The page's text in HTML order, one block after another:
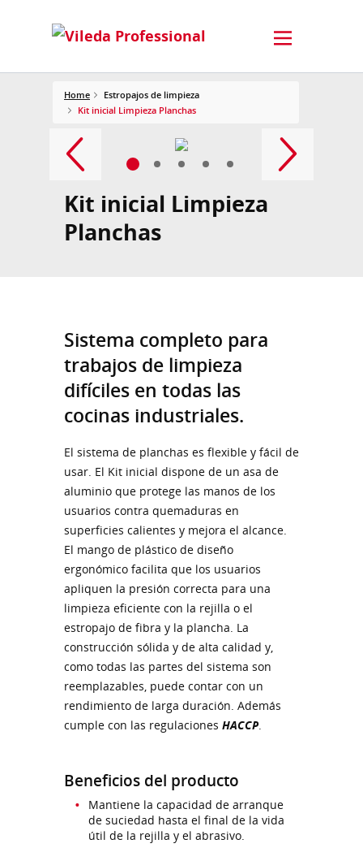
Home
Estropajos de limpieza
Kit inicial Limpieza Planchas
Kit inicial Limpieza
Planchas
Sistema completo para
trabajos de limpieza
difíciles en todas las
cocinas industriales.
El sistema de planchas es flexible y fácil de
usar. El Kit inicial dispone de un asa de
aluminio que protege las manos de los
usuarios contra quemaduras en
superficies calientes y mejora el alcance.
El mango de plástico de diseño
ergonómico facilita que los usuarios
apliquen la presión correcta para una
limpieza eficiente con la rejilla o el
estropajo de fibra y la plancha. La
construcción sólida y de alta calidad y,
como todas las partes del sistema son
reemplazables, puede contar con un
rendimiento de larga duración. Además
cumple con las regulaciones HACCP.
Beneficios del producto
Mantiene la capacidad de arranque
de suciedad hasta el final de la vida
útil de la rejilla y el abrasivo.